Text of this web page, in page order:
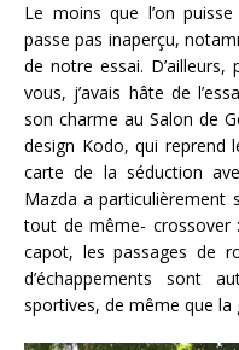
Le moins que l’on
passe pas inaperçu,
de notre essai.
vous, j’avais hâte de
son charme au Salon de
design Kodo, qui reprend
carte de la séduction
Mazda a particulièrement
tout de même- crossover
capot, les passages de
d’échappements sont
sportives, de même que la